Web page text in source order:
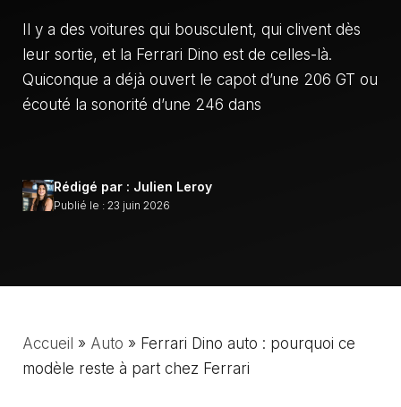
Il y a des voitures qui bousculent, qui clivent dès
leur sortie, et la Ferrari Dino est de celles-là.
Quiconque a déjà ouvert le capot d’une 206 GT ou
écouté la sonorité d’une 246 dans
Rédigé par : Julien Leroy
Publié le : 23 juin 2026
Accueil » Auto » Ferrari Dino auto : pourquoi ce
modèle reste à part chez Ferrari